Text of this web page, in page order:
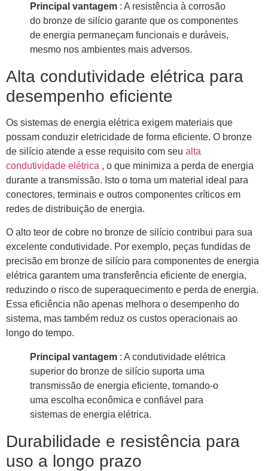
Principal vantagem : A resistência à corrosão
do bronze de silício garante que os componentes
de energia permaneçam funcionais e duráveis,
mesmo nos ambientes mais adversos.
Alta condutividade elétrica para
desempenho eficiente
Os sistemas de energia elétrica exigem materiais que
possam conduzir eletricidade de forma eficiente. O bronze
de silício atende a esse requisito com seu alta
condutividade elétrica , o que minimiza a perda de energia
durante a transmissão. Isto o torna um material ideal para
conectores, terminais e outros componentes críticos em
redes de distribuição de energia.
O alto teor de cobre no bronze de silício contribui para sua
excelente condutividade. Por exemplo, peças fundidas de
precisão em bronze de silício para componentes de energia
elétrica garantem uma transferência eficiente de energia,
reduzindo o risco de superaquecimento e perda de energia.
Essa eficiência não apenas melhora o desempenho do
sistema, mas também reduz os custos operacionais ao
longo do tempo.
Principal vantagem : A condutividade elétrica
superior do bronze de silício suporta uma
transmissão de energia eficiente, tornando-o
uma escolha econômica e confiável para
sistemas de energia elétrica.
Durabilidade e resistência para
uso a longo prazo